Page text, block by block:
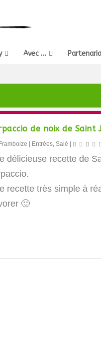
Avec …
de noix de Saint
Framboize Entrées,Salé
délicieuse recette de
recette très simple à
🙂